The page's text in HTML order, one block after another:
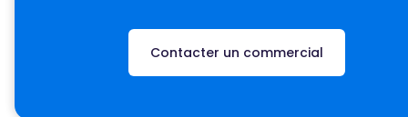
Contacter un commercial